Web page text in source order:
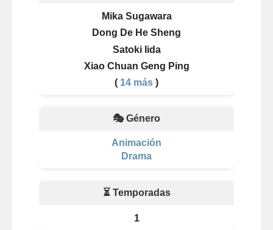
Mika Sugawara
Dong De He Sheng
Satoki Iida
Xiao Chuan Geng Ping
( 14 más )
🎭 Género
Animación
Drama
⏳ Temporadas
1